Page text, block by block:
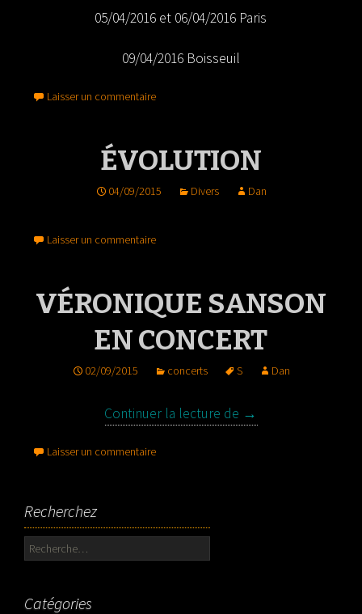
05/04/2016 et 06/04/2016 Paris
09/04/2016 Boisseuil
Laisser un commentaire
ÉVOLUTION
04/09/2015 Divers Dan
Laisser un commentaire
VÉRONIQUE SANSON
EN CONCERT
02/09/2015 concerts S Dan
Continuer la lecture de Véronique
→
Laisser un commentaire
Recherchez
Rechercher :
Catégories